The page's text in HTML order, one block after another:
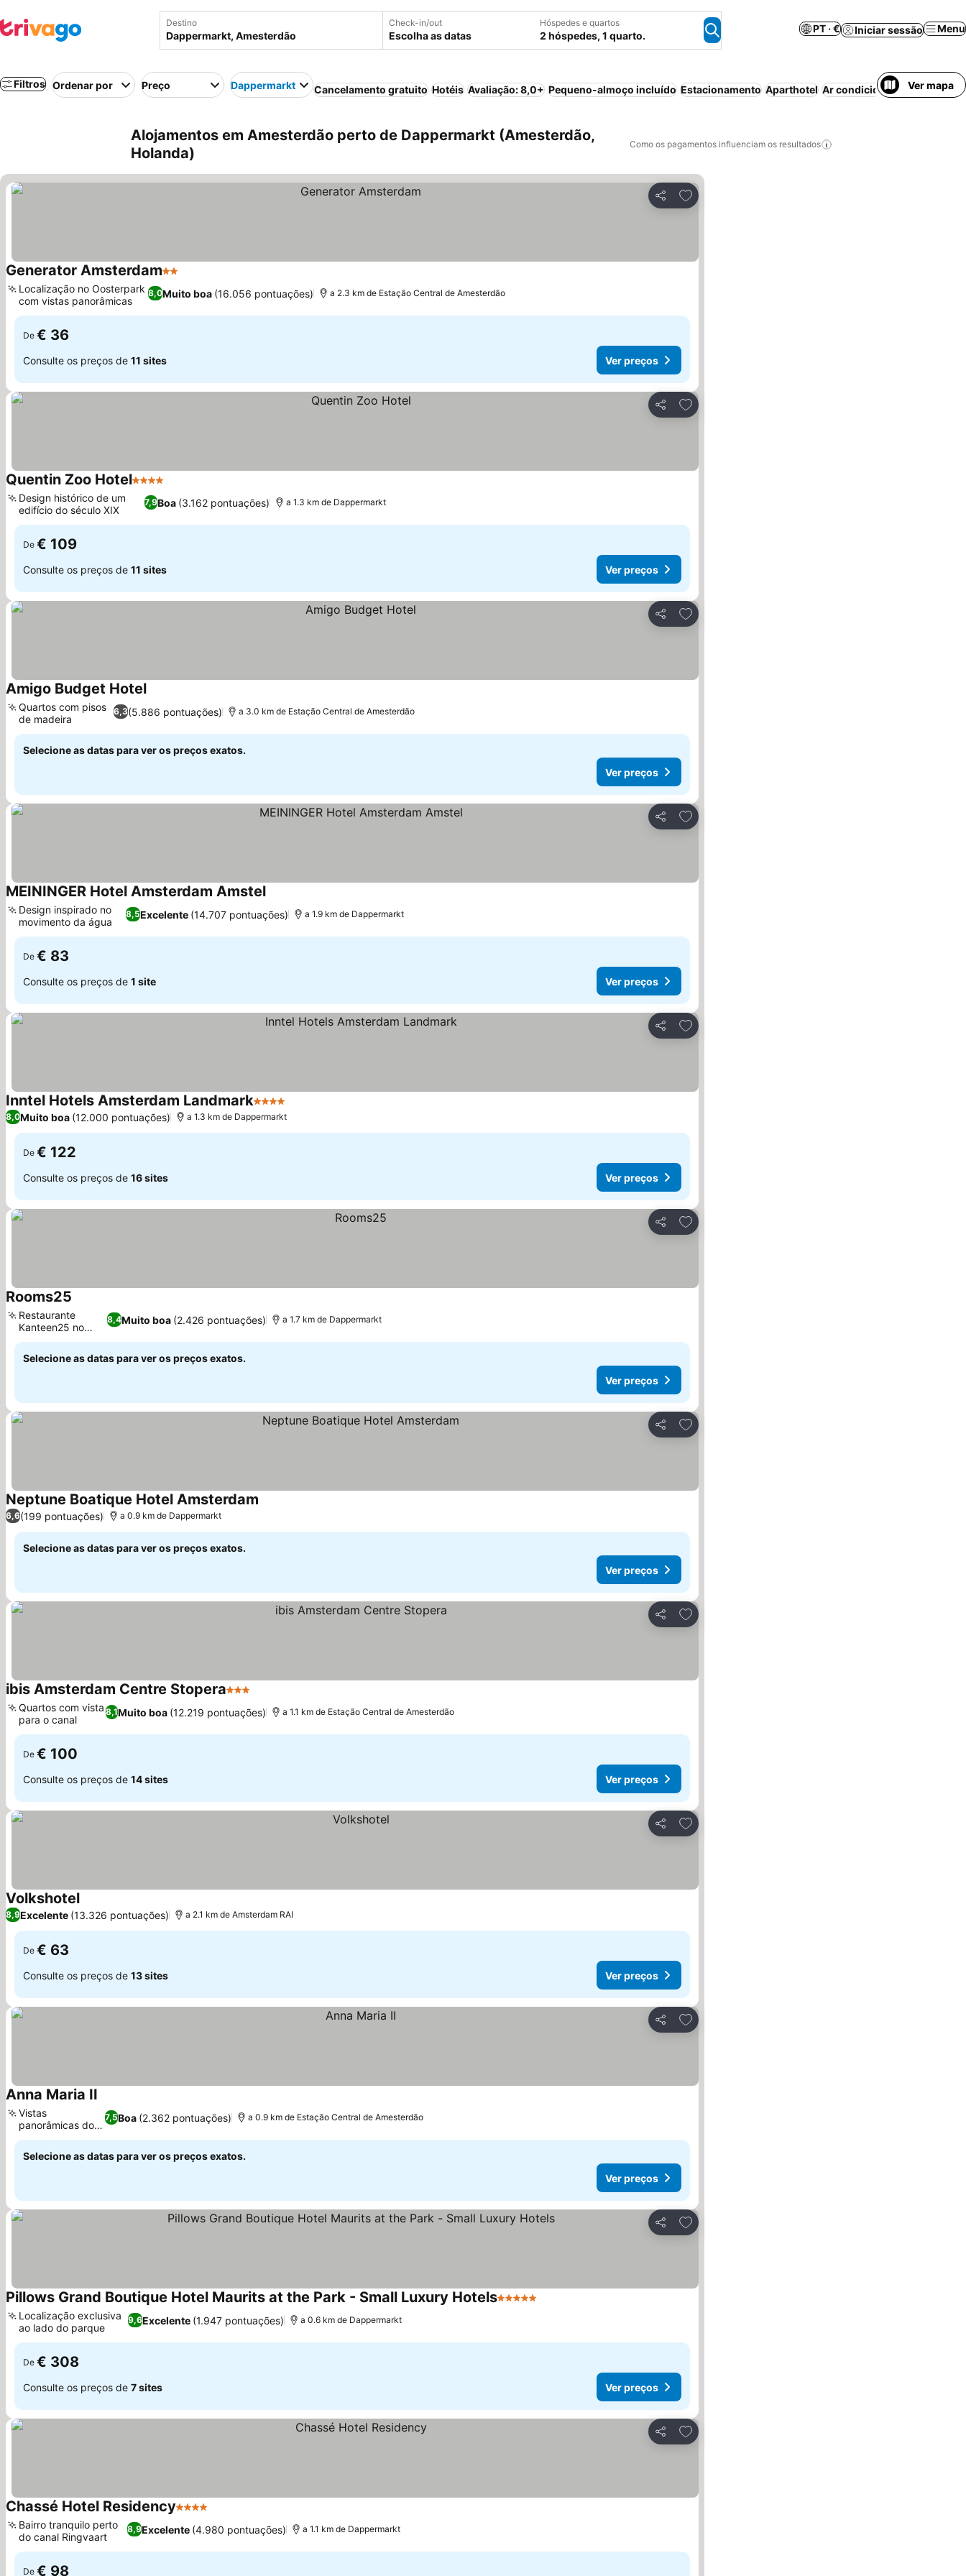
Destino Check-in/out
Escolha as datas
Hóspedes e quartos
2 hóspedes, 1 quarto.
PT · € Iniciar sessão Menu
Filtros Ordenar por Preço Dappermarkt Cancelamento gratuito Hotéis Avaliação: 8,0+ Pequeno-almoço incluído Estacionamento Aparthotel Ar condicionado Piscina
Ver mapa
Alojamentos em Amesterdão perto de Dappermarkt (Amesterdão,
Holanda)
Como os pagamentos influenciam os resultados
Partilhar
Adicionar aos favoritos
Generator Amsterdam2 Estrelas
8,0Muito boa (16.056 pontuações)
Localização no Oosterpark
com vistas panorâmicas
a 2.3 km de Estação Central de Amesterdão
De € 36
Consulte os preços de 11 sites Ver preços
Partilhar
Adicionar aos favoritos
Quentin Zoo Hotel4 Estrelas
7,9Boa (3.162 pontuações)
Design histórico de um
edifício do século XIX
a 1.3 km de Dappermarkt
De € 109
Consulte os preços de 11 sites Ver preços
Partilhar
Adicionar aos favoritos
Amigo Budget Hotel
6,3(5.886 pontuações)
Quartos com pisos
de madeira
a 3.0 km de Estação Central de Amesterdão
Selecione as datas para ver os preços exatos.
Ver preços
Partilhar
Adicionar aos favoritos
MEININGER Hotel Amsterdam Amstel
8,5Excelente (14.707 pontuações)
Design inspirado no
movimento da água
a 1.9 km de Dappermarkt
De € 83
Consulte os preços de 1 site Ver preços
Partilhar
Adicionar aos favoritos
Inntel Hotels Amsterdam Landmark4 Estrelas
8,0Muito boa (12.000 pontuações) a 1.3 km de Dappermarkt
De € 122
Consulte os preços de 16 sites Ver preços
Partilhar
Adicionar aos favoritos
Rooms25
8,4Muito boa (2.426 pontuações)
Restaurante
Kanteen25 no
local
a 1.7 km de Dappermarkt
Selecione as datas para ver os preços exatos.
Ver preços
Partilhar
Adicionar aos favoritos
Neptune Boatique Hotel Amsterdam
6,6(199 pontuações) a 0.9 km de Dappermarkt
Selecione as datas para ver os preços exatos.
Ver preços
Partilhar
Adicionar aos favoritos
ibis Amsterdam Centre Stopera3 Estrelas
8,1Muito boa (12.219 pontuações)
Quartos com vista
para o canal
a 1.1 km de Estação Central de Amesterdão
De € 100
Consulte os preços de 14 sites Ver preços
Partilhar
Adicionar aos favoritos
Volkshotel
8,9Excelente (13.326 pontuações) a 2.1 km de Amsterdam RAI
De € 63
Consulte os preços de 13 sites Ver preços
Partilhar
Adicionar aos favoritos
Anna Maria II
7,5Boa (2.362 pontuações)
Vistas
panorâmicas do
porto
a 0.9 km de Estação Central de Amesterdão
Selecione as datas para ver os preços exatos.
Ver preços
Partilhar
Adicionar aos favoritos
Pillows Grand Boutique Hotel Maurits at the Park - Small Luxury Hotels5 Estrelas
9,6Excelente (1.947 pontuações)
Localização exclusiva
ao lado do parque
a 0.6 km de Dappermarkt
De € 308
Consulte os preços de 7 sites Ver preços
Partilhar
Adicionar aos favoritos
Chassé Hotel Residency4 Estrelas
8,9Excelente (4.980 pontuações)
Bairro tranquilo perto
do canal Ringvaart
a 1.1 km de Dappermarkt
De € 98